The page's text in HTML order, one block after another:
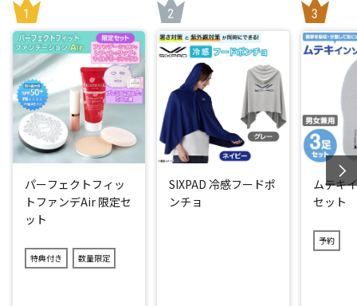
パーフェクトフィッ
トファンデAir 限定セ
ット
特典付き 数量限定
SIXPAD 冷感フードポ
ンチョ
ムテキ
セット
予約